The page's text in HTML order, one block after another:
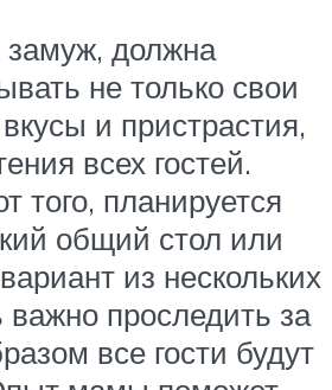
должна
не только свои
и пристрастия,
всех гостей.
того, планируется
общий стол или
из нескольких
важно проследить за
все гости будут